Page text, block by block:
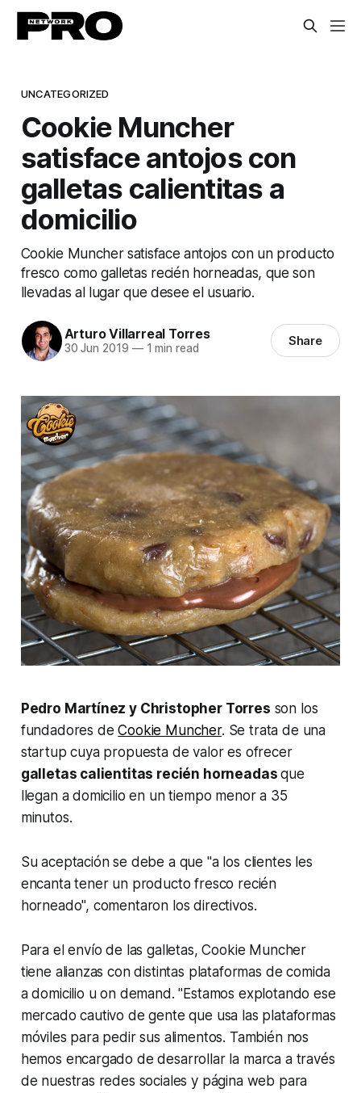
UNCATEGORIZED
Cookie Muncher
satisface antojos con
galletas calientitas a
domicilio
Cookie Muncher satisface antojos con un producto
fresco como galletas recién horneadas, que son
llevadas al lugar que desee el usuario.
Arturo Villarreal Torres
30 Jun 2019 —1 min read Share
Pedro Martínez y Christopher Torres son los
fundadores deCookie Muncher. Se trata de una
startup cuya propuesta de valor es ofrecer
galletas calientitas recién horneadasque
llegan a domicilio en un tiempo menor a 35
minutos.
Su aceptación se debe a que "a los clientes les
encanta tener un producto fresco recién
horneado", comentaron los directivos.
Para el envío de las galletas, Cookie Muncher
tiene alianzas con distintas plataformas de comida
a domicilio uon demand. "Estamos explotando ese
mercado cautivo de gente que usa las plataformas
móviles para pedir sus alimentos. También nos
hemos encargado de desarrollar la marca a través
de nuestras redes sociales y página web para